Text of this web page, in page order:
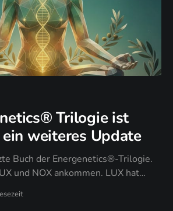
Trilogie ist
weiteres Update
Buch der Energenetics®-Trilogie.
und NOX ankommen. LUX hat